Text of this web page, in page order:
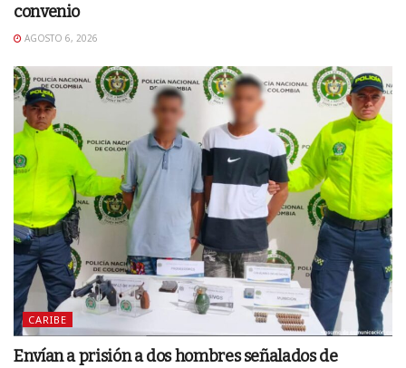
convenio
AGOSTO 6, 2026
CARIBE
Envían a prisión a dos hombres señalados de